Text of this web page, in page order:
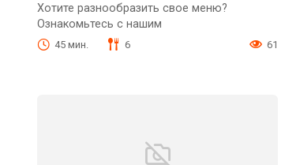
Хотите разнообразить свое меню?
Ознакомьтесь с нашим
45 мин. 6 61